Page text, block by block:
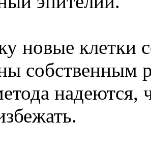
новые клетки
собственным
надеются,